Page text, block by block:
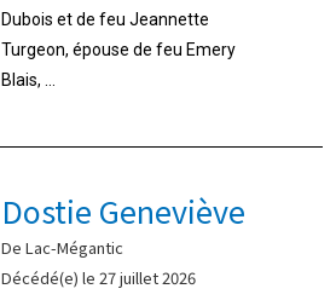
Dubois et de feu Jeannette
Turgeon, épouse de feu Emery
Blais, ...
Dostie Geneviève
De Lac-Mégantic
Décédé(e) le 27 juillet 2026